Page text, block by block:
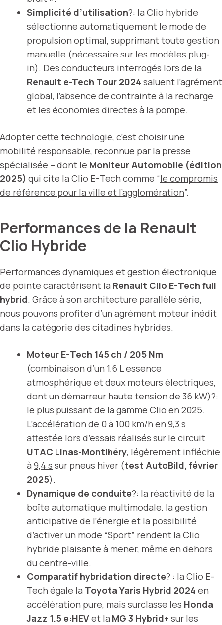
Simplicité d’utilisation?: la Clio hybride
sélectionne automatiquement le mode de
propulsion optimal, supprimant toute gestion
manuelle (nécessaire sur les modèles plug-
in). Des conducteurs interrogés lors de la
Renault e-Tech Tour 2024 saluent l’agrément
global, l’absence de contrainte à la recharge
et les économies directes à la pompe.
Adopter cette technologie, c’est choisir une
mobilité responsable, reconnue par la presse
spécialisée – dont le Moniteur Automobile (édition
2025) qui cite la Clio E-Tech comme “le compromis
de référence pour la ville et l’agglomération”.
Performances de la Renault
Clio Hybride
Performances dynamiques et gestion électronique
de pointe caractérisent la Renault Clio E-Tech full
hybrid. Grâce à son architecture parallèle série,
nous pouvons profiter d’un agrément moteur inédit
dans la catégorie des citadines hybrides.
Moteur E-Tech 145 ch / 205 Nm
(combinaison d’un 1.6 L essence
atmosphérique et deux moteurs électriques,
dont un démarreur haute tension de 36 kW)?:
le plus puissant de la gamme Clio en 2025.
L’accélération de 0 à 100 km/h en 9,3 s
attestée lors d’essais réalisés sur le circuit
UTAC Linas-Montlhéry, légèrement infléchie
à 9,4 s sur pneus hiver (test AutoBild, février
2025).
Dynamique de conduite?: la réactivité de la
boîte automatique multimodale, la gestion
anticipative de l’énergie et la possibilité
d’activer un mode “Sport” rendent la Clio
hybride plaisante à mener, même en dehors
du centre-ville.
Comparatif hybridation directe? : la Clio E-
Tech égale la Toyota Yaris Hybrid 2024 en
accélération pure, mais surclasse les Honda
Jazz 1.5 e:HEVet la MG 3 Hybrid+ sur les